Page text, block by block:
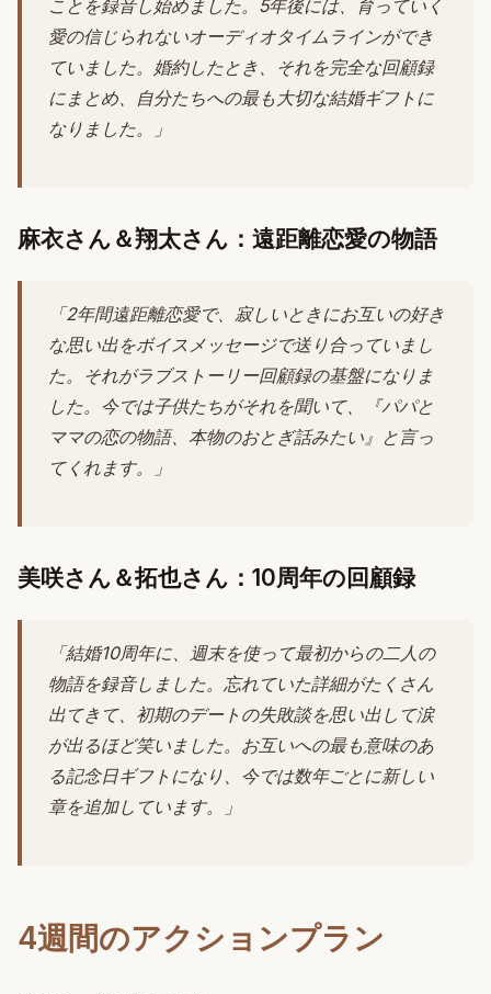
ことを録音し始めました。5年後には、育っていく
愛の信じられないオーディオタイムラインができ
ていました。婚約したとき、それを完全な回顧録
にまとめ、自分たちへの最も大切な結婚ギフトに
なりました。」
麻衣さん＆翔太さん：遠距離恋愛の物語
「2年間遠距離恋愛で、寂しいときにお互いの好き
な思い出をボイスメッセージで送り合っていまし
た。それがラブストーリー回顧録の基盤になりま
した。今では子供たちがそれを聞いて、『パパと
ママの恋の物語、本物のおとぎ話みたい』と言っ
てくれます。」
美咲さん＆拓也さん：10周年の回顧録
「結婚10周年に、週末を使って最初からの二人の
物語を録音しました。忘れていた詳細がたくさん
出てきて、初期のデートの失敗談を思い出して涙
が出るほど笑いました。お互いへの最も意味のあ
る記念日ギフトになり、今では数年ごとに新しい
章を追加しています。」
4週間のアクションプラン